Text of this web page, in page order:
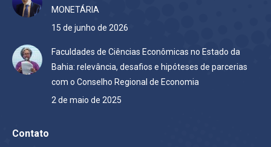
MONETÁRIA
15 de junho de 2026
Faculdades de Ciências Econômicas no Estado da
Bahia: relevância, desafios e hipóteses de parcerias
com o Conselho Regional de Economia
2 de maio de 2025
Contato